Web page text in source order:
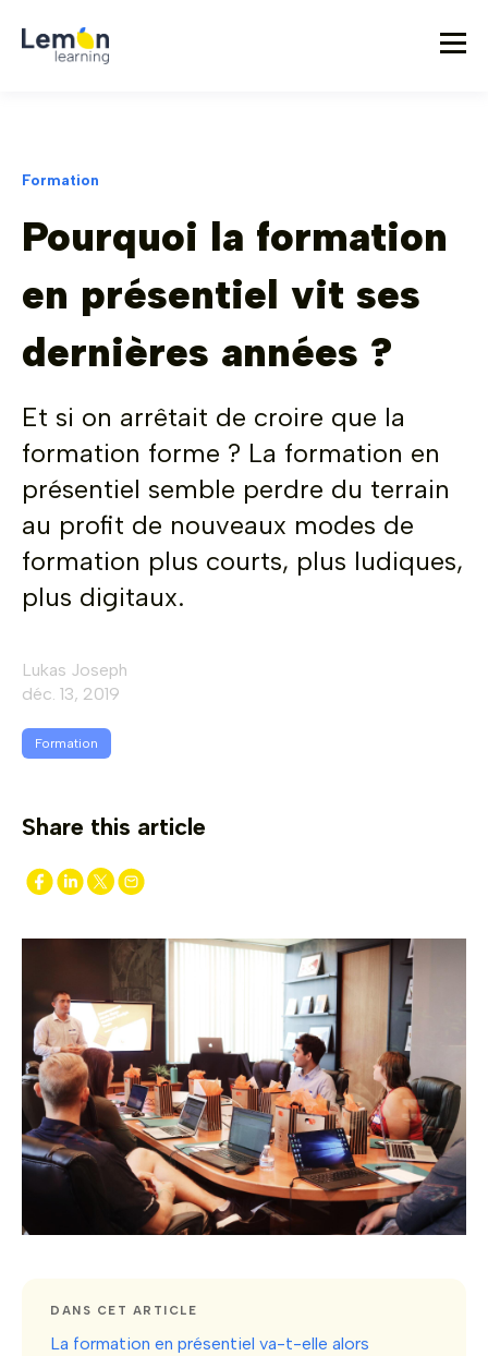
Formation
Pourquoi la formation
en présentiel vit ses
dernières années ?
Et si on arrêtait de croire que la
formation forme ? La formation en
présentiel semble perdre du terrain
au profit de nouveaux modes de
formation plus courts, plus ludiques,
plus digitaux.
Lukas Joseph
déc. 13, 2019
Formation
Share this article
DANS CET ARTICLE
La formation en présentiel va-t-elle alors